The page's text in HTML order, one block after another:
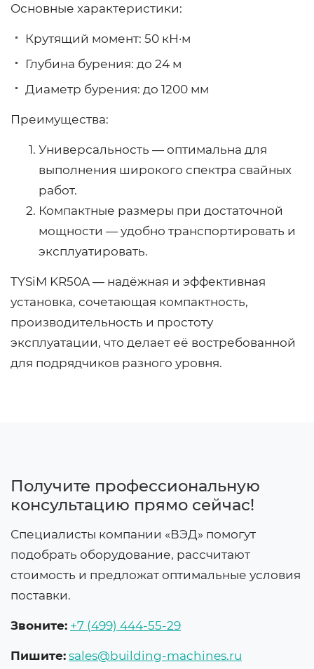
Основные характеристики:
Крутящий момент: 50 кН·м
Глубина бурения: до 24 м
Диаметр бурения: до 1200 мм
Преимущества:
Универсальность — оптимальна для
выполнения широкого спектра свайных
работ.
Компактные размеры при достаточной
мощности — удобно транспортировать и
эксплуатировать.
TYSiM KR50A — надёжная и эффективная
установка, сочетающая компактность,
производительность и простоту
эксплуатации, что делает её востребованной
для подрядчиков разного уровня.
Получите профессиональную
консультацию прямо сейчас!
Специалисты компании «ВЭД» помогут
подобрать оборудование, рассчитают
стоимость и предложат оптимальные условия
поставки.
Звоните: +7 (499) 444-55-29
Пишите: sales@building-machines.ru